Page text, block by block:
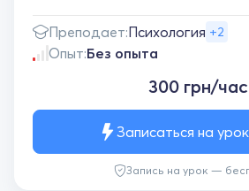
Преподает:Психология +2
Опыт:Без опыта
300 грн/час
Запись на урок —
Записаться на урок